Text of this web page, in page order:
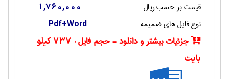
قیمت بر حسب ریال 1,760,000
نوع فایل های ضمیمه Pdf+Word
جزئیات بیشتر و دانلود - حجم فایل :
737 کیلو
بایت